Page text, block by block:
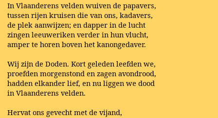
In Vlaanderens velden wuiven de papavers,
tussen rijen kruisen die van ons, kadavers,
de plek aanwijzen; en dapper in de lucht
zingen leeuweriken verder in hun vlucht,
amper te horen boven het kanongedaver.
Wij zijn de Doden. Kort geleden leefden we,
proefden morgenstond en zagen avondrood,
hadden elkander lief, en nu liggen we dood
in Vlaanderens velden.
Hervat ons gevecht met de vijand,